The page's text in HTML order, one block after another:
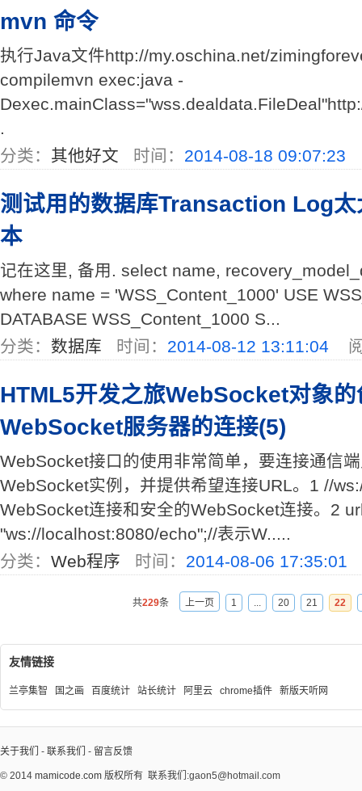
mvn 命令
执行Java文件http://my.oschina.net/
compilemvn exec:java -
.
分类： 其他好文 时间： 2014-08-18 09:07:23
测试用的数据库Transaction Log太
本
记在这里, 备用. select name,
where name = 'WSS_Content_1000' USE
DATABASE WSS_Content_1000 S...
分类： 数据库 时间： 2014-08-12 13:11:04 阅
HTML5开发之旅WebSocket对象的
WebSocket服务器的连接(5)
WebSocket接口的使用非常简单，要连接通信
WebSocket实例，并提供希望连接URL。1 //
WebSocket连接和安全的WebSocket连接。2
"ws://localhost:8080/echo";//表示W.....
分类： Web程序 时间： 2014-08-06 17:35:01
共229条 上一页 1 ... 20 21 22
友情链接
兰亭集智 国之画 百度统计 站长统计 阿里云 chrome插件 新版天听网
关于我们 - 联系我们 - 留言反馈
© 2014 mamicode.com 版权所有 联系我们:gaon5@hotmail.com